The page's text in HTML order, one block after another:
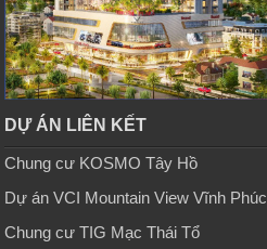
DỰ ÁN LIÊN KẾT
Chung cư KOSMO Tây Hồ
Dự án VCI Mountain View Vĩnh Phúc
Chung cư TIG Mạc Thái Tổ